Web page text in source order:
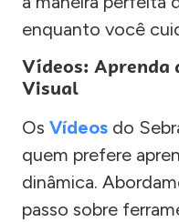
enquanto você
Vídeos: Aprenda
Visual
Os Vídeos do
quem prefere
dinâmica.
passo sobre